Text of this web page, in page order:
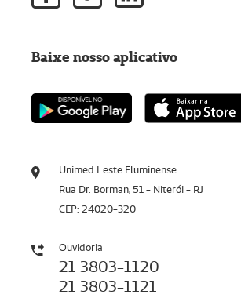
Unimed Leste Fluminense
Rua Dr. Borman, 51 - Niterói - RJ
CEP: 24020-320
Ouvidoria
21 3803-1120
21 3803-1121
Baixe nosso aplicativo